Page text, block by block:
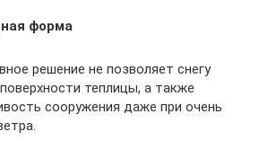
форма
решение не позволяет снегу
теплицы, а также
сооружения даже при очень